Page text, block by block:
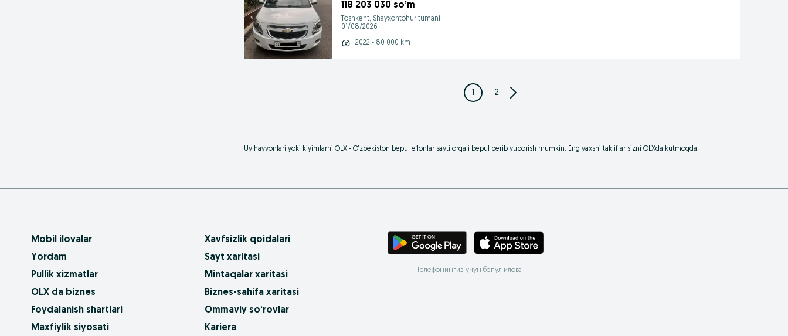
118 203 030 so’m
Toshkent, Shayxontohur tumani
01/08/2026
2022 - 80 000 km
1 2
Uy hayvonlari yoki kiyimlarni OLX - O‘zbekiston bepul e‘lonlar sayti orqali bepul berib yuborish mumkin. Eng yaxshi takliflar sizni OLXda kutmoqda!
Mobil ilovalar
Yordam
Pullik xizmatlar
OLX da biznes
Foydalanish shartlari
Maxfiylik siyosati
Xavfsizlik qoidalari
Sayt xaritasi
Mintaqalar xaritasi
Biznes-sahifa xaritasi
Ommaviy so‘rovlar
Kariera
Телефонингиз учун бепул илова